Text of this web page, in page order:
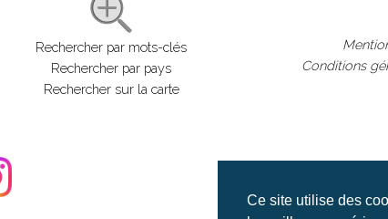
Ce site utilise des
Rechercher par mots-clés
Rechercher par pays
Rechercher sur la carte
Conditions